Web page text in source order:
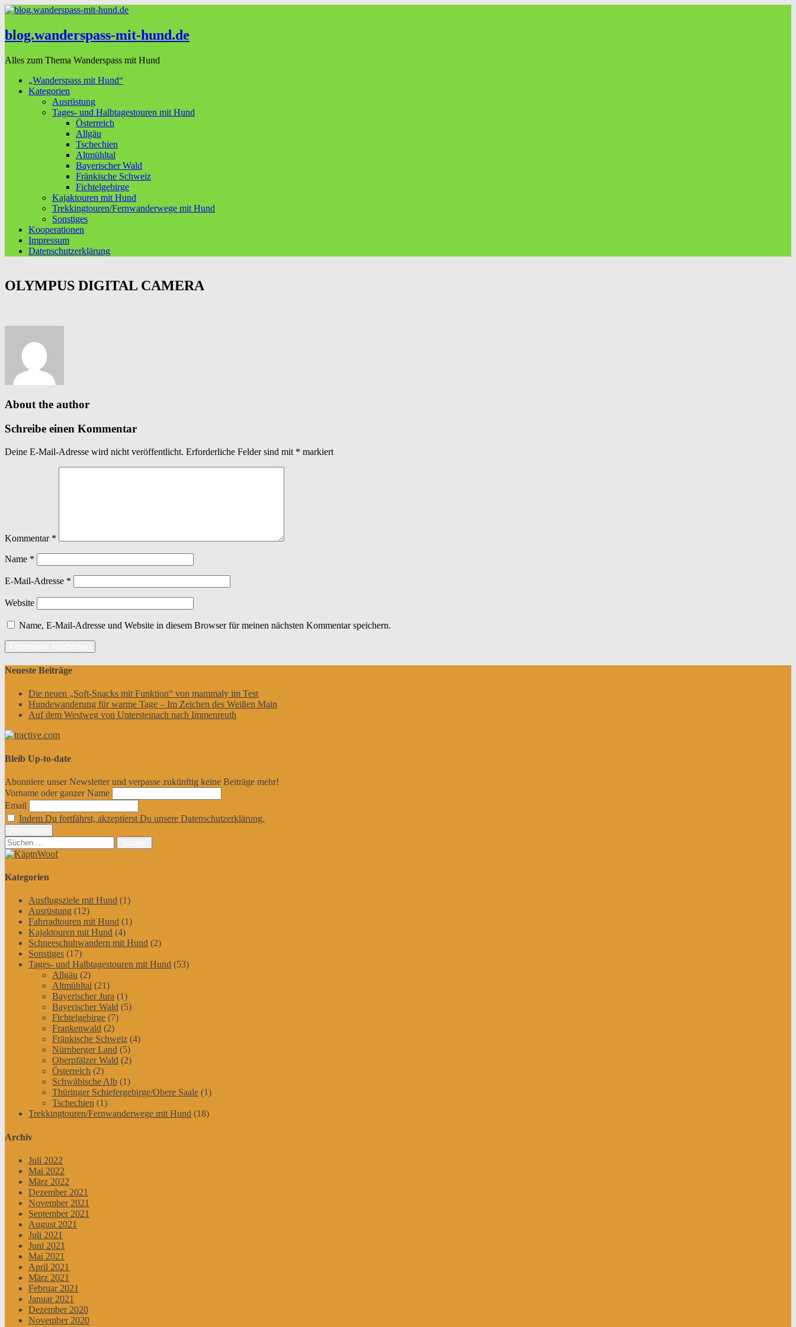
blog.wanderspass-mit-hund.de
Alles zum Thema Wanderspass mit Hund
„Wanderspass mit Hund“
Kategorien
Ausrüstung
Tages- und Halbtagestouren mit Hund
Österreich
Allgäu
Tschechien
Altmühltal
Bayerischer Wald
Fränkische Schweiz
Fichtelgebirge
Kajaktouren mit Hund
Trekkingtouren/Fernwanderwege mit Hund
Sonstiges
Kooperationen
Impressum
Datenschutzerklärung
OLYMPUS DIGITAL CAMERA
About the author
Schreibe einen Kommentar
Deine E-Mail-Adresse wird nicht veröffentlicht. Erforderliche Felder sind mit * markiert
Kommentar *
Name *
E-Mail-Adresse *
Website
Name, E-Mail-Adresse und Website in diesem Browser für meinen nächsten Kommentar speichern.
Neueste Beiträge
Die neuen „Soft-Snacks mit Funktion“ von mammaly im Test
Hundewanderung für warme Tage – Im Zeichen des Weißen Main
Auf dem Westweg von Untersteinach nach Immenreuth
Bleib Up-to-date
Abonniere unser Newsletter und verpasse zukünftig keine Beiträge mehr!
Vorname oder ganzer Name
Email
Indem Du fortfährst, akzeptierst Du unsere Datenschutzerklärung.
Suchen
nach:
Kategorien
Ausflugsziele mit Hund (1)
Ausrüstung (12)
Fahrradtouren mit Hund (1)
Kajaktouren mit Hund (4)
Schneeschuhwandern mit Hund (2)
Sonstiges (17)
Tages- und Halbtagestouren mit Hund (53)
Allgäu (2)
Altmühltal (21)
Bayerischer Jura (1)
Bayerischer Wald (5)
Fichtelgebirge (7)
Frankenwald (2)
Fränkische Schweiz (4)
Nürnberger Land (5)
Oberpfälzer Wald (2)
Österreich (2)
Schwäbische Alb (1)
Thüringer Schiefergebirge/Obere Saale (1)
Tschechien (1)
Trekkingtouren/Fernwanderwege mit Hund (18)
Archiv
Juli 2022
Mai 2022
März 2022
Dezember 2021
November 2021
September 2021
August 2021
Juli 2021
Juni 2021
Mai 2021
April 2021
März 2021
Februar 2021
Januar 2021
Dezember 2020
November 2020